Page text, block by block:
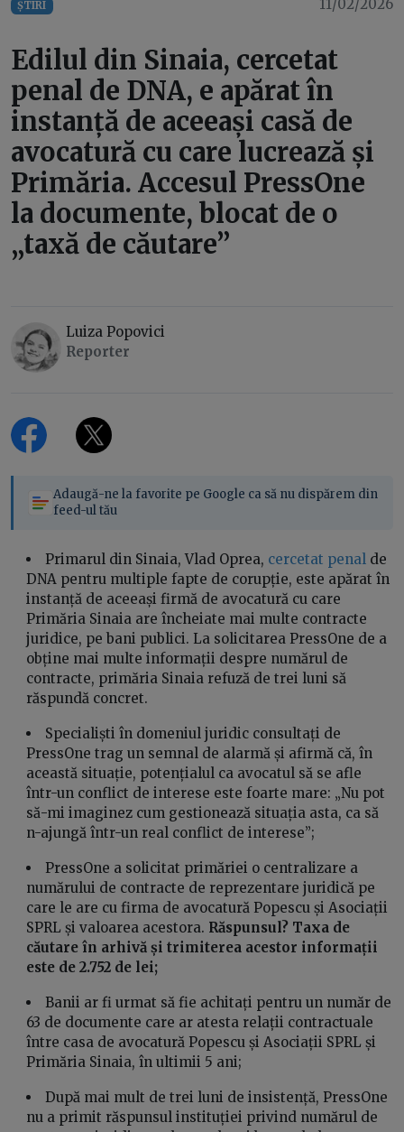
ȘTIRI 11/02/2026
Edilul din Sinaia, cercetat
penal de DNA, e apărat în
instanță de aceeași casă de
avocatură cu care lucrează și
Primăria. Accesul PressOne
la documente, blocat de o
„taxă de căutare”
Luiza Popovici
Reporter
Adaugă-ne la favorite pe Google ca să nu dispărem din
feed-ul tău
Primarul din Sinaia, Vlad Oprea, cercetat penal de
DNA pentru multiple fapte de corupție, este apărat în
instanță de aceeași firmă de avocatură cu care
Primăria Sinaia are încheiate mai multe contracte
juridice, pe bani publici. La solicitarea PressOne de a
obține mai multe informații despre numărul de
contracte, primăria Sinaia refuză de trei luni să
răspundă concret.
Specialiști în domeniul juridic consultați de
PressOne trag un semnal de alarmă și afirmă că, în
această situație, potențialul ca avocatul să se afle
într-un conflict de interese este foarte mare: „Nu pot
să-mi imaginez cum gestionează situația asta, ca să
n-ajungă într-un real conflict de interese”;
PressOne a solicitat primăriei o centralizare a
numărului de contracte de reprezentare juridică pe
care le are cu firma de avocatură Popescu și Asociații
SPRL și valoarea acestora. Răspunsul? Taxa de
căutare în arhivă și trimiterea acestor informații
este de 2.752 de lei;
Banii ar fi urmat să fie achitați pentru un număr de
63 de documente care ar atesta relații contractuale
între casa de avocatură Popescu și Asociații SPRL și
Primăria Sinaia, în ultimii 5 ani;
După mai mult de trei luni de insistență, PressOne
nu a primit răspunsul instituției privind numărul de